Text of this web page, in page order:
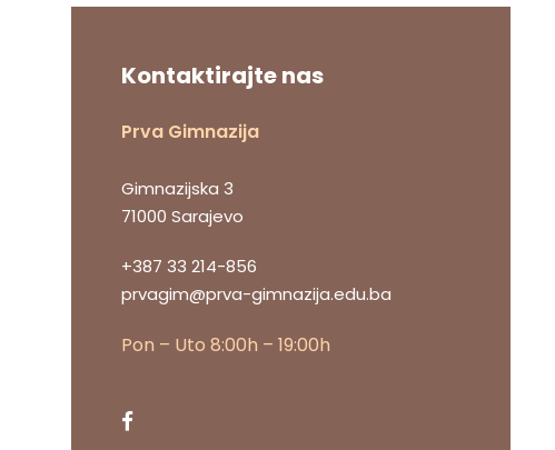
Kontaktirajte nas
Prva Gimnazija
Gimnazijska 3
71000 Sarajevo
+387 33 214-856
prvagim@prva-gimnazija.edu.ba
Pon – Uto 8:00h – 19:00h